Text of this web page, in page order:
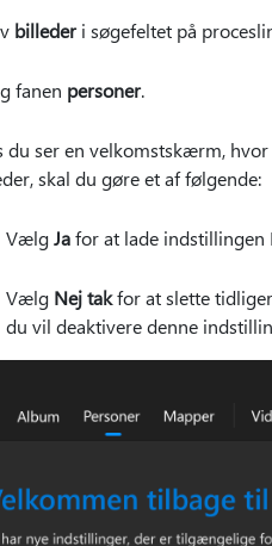
billederi søgefeltet på
fanen personer.
du ser en velkomstskærm,
skal du gøre et af følgende:
VælgJafor at lade indstillingen
Vælg Nej takfor at slette
du vil deaktivere denne